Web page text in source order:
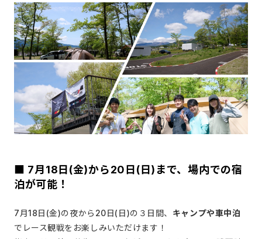
■ 7月18日(金)から20日(日)まで、場内での宿
泊が可能！
7月18日(金)の夜から20日(日)の３日間、 キャンプや車中泊
でレース観戦をお楽しみいただけます！